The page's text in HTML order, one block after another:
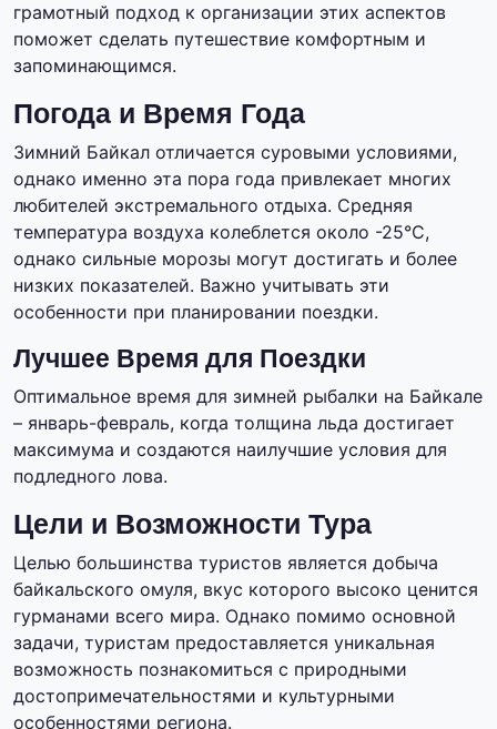
грамотный подход к организации этих аспектов
поможет сделать путешествие комфортным и
запоминающимся.
Погода и Время Года
Зимний Байкал отличается суровыми условиями,
однако именно эта пора года привлекает многих
любителей экстремального отдыха. Средняя
температура воздуха колеблется около -25°C,
однако сильные морозы могут достигать и более
низких показателей. Важно учитывать эти
особенности при планировании поездки.
Лучшее Время для Поездки
Оптимальное время для зимней рыбалки на Байкале
– январь-февраль, когда толщина льда достигает
максимума и создаются наилучшие условия для
подледного лова.
Цели и Возможности Тура
Целью большинства туристов является добыча
байкальского омуля, вкус которого высоко ценится
гурманами всего мира. Однако помимо основной
задачи, туристам предоставляется уникальная
возможность познакомиться с природными
достопримечательностями и культурными
особенностями региона.